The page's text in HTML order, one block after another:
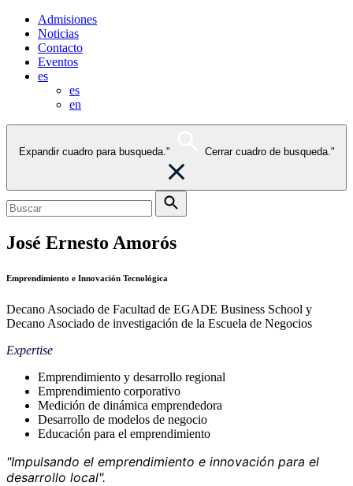
Admisiones
Noticias
Contacto
Eventos
es
es
en
Expandir cuadro para busqueda." Cerrar cuadro de busqueda."
José Ernesto Amorós
Emprendimiento e Innovación Tecnológica
Decano Asociado de Facultad de EGADE Business School y
Decano Asociado de investigación de la Escuela de Negocios
Expertise
Emprendimiento y desarrollo regional
Emprendimiento corporativo
Medición de dinámica emprendedora
Desarrollo de modelos de negocio
Educación para el emprendimiento
"Impulsando el emprendimiento e innovación para el
desarrollo local".